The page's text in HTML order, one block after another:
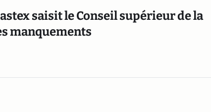
saisit le Conseil supérieur de la
manquements